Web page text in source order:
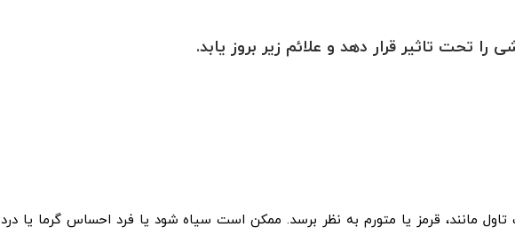
تحت تاثیر قرار دهد و علائم زیر بروز یابد.
مانند، قرمز یا متورم به نظر برسد. ممکن است سیاه شود یا فرد احساس گرما یا درد